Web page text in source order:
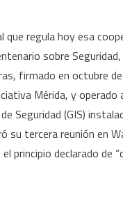
regula hoy esa
sobre
firmado en octubre
Mérida, y operado
Seguridad (GIS)
su tercera reunión en
principio declarado de